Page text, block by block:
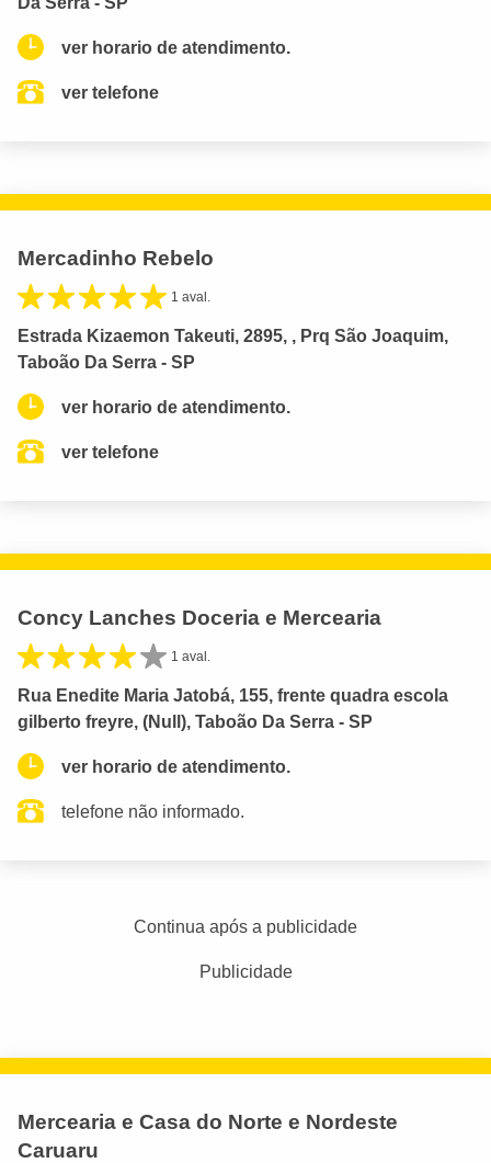
ver horario de atendimento.
ver telefone
Mercadinho Rebelo
1 aval.
Estrada Kizaemon Takeuti, 2895, , Prq São Joaquim,
Taboão Da Serra - SP
ver horario de atendimento.
ver telefone
Concy Lanches Doceria e Mercearia
1 aval.
Rua Enedite Maria Jatobá, 155, frente quadra escola
gilberto freyre, (Null), Taboão Da Serra - SP
ver horario de atendimento.
telefone não informado.
Continua após a publicidade
Publicidade
Mercearia e Casa do Norte e Nordeste
Caruaru